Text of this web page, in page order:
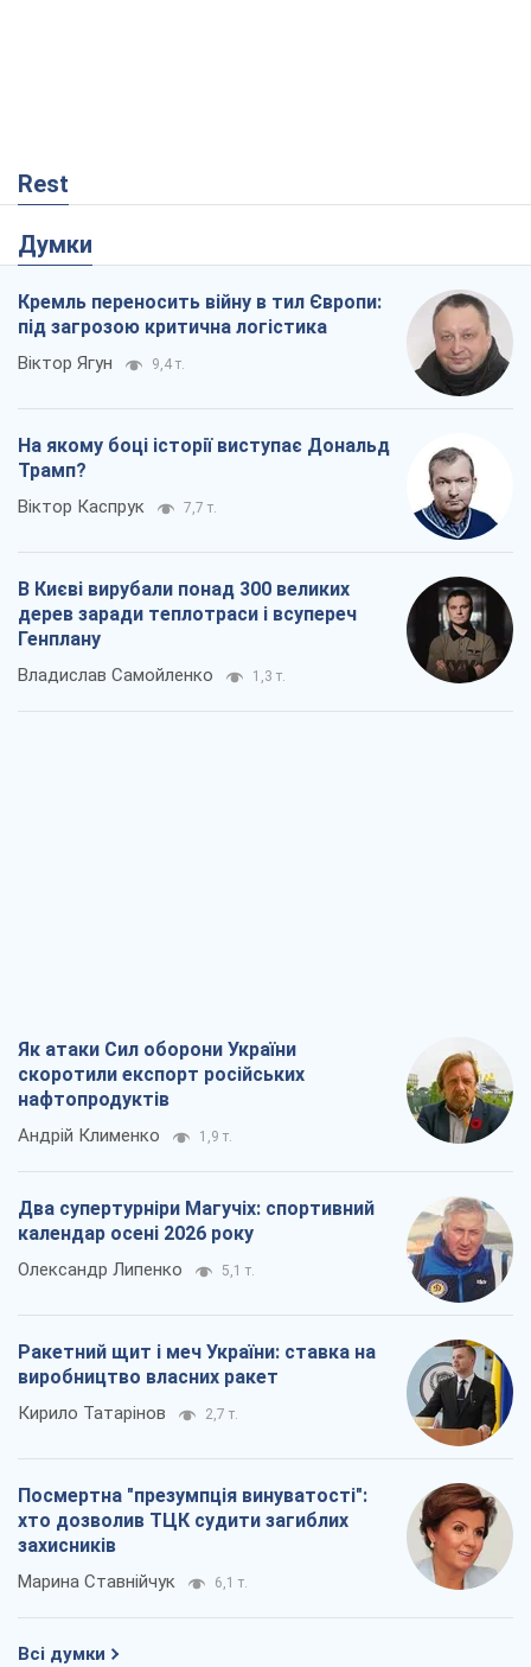
Rest
Думки
Кремль переносить війну в тил Європи:
під загрозою критична логістика
Віктор Ягун 9,4 т.
На якому боці історії виступає Дональд
Трамп?
Віктор Каспрук 7,7 т.
В Києві вирубали понад 300 великих
дерев заради теплотраси і всупереч
Генплану
Владислав Самойленко 1,3 т.
Як атаки Сил оборони України
скоротили експорт російських
нафтопродуктів
Андрій Клименко 1,9 т.
Два супертурніри Магучіх: спортивний
календар осені 2026 року
Олександр Липенко 5,1 т.
Ракетний щит і меч України: ставка на
виробництво власних ракет
Кирило Татарінов 2,7 т.
Посмертна "презумпція винуватості":
хто дозволив ТЦК судити загиблих
захисників
Марина Ставнійчук 6,1 т.
Всі думки